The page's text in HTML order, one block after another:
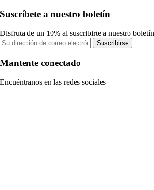
Suscríbete a nuestro boletín
Disfruta de un 10% al suscribirte a nuestro boletín
Suscribirse
Mantente conectado
Encuéntranos en las redes sociales